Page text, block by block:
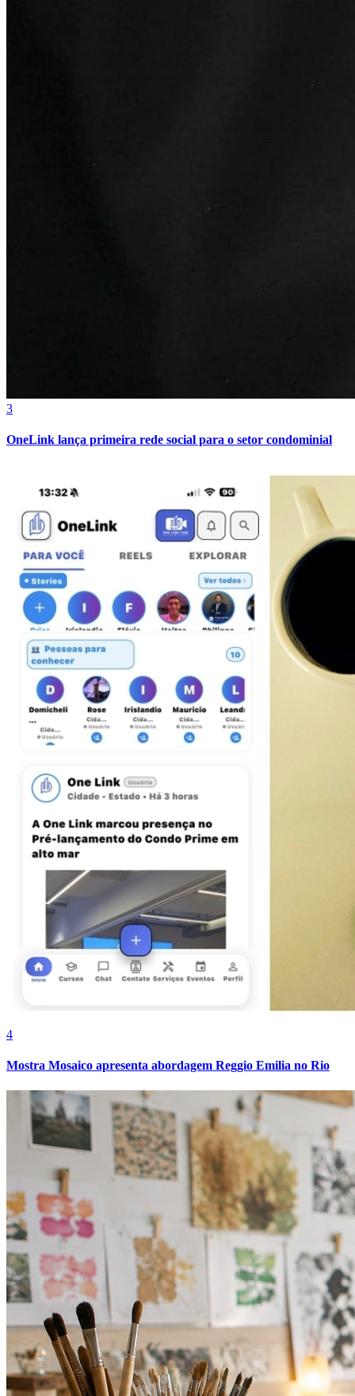
Bragantino
3
OneLink lança primeira rede social para o setor condominial
4
Mostra Mosaico apresenta abordagem Reggio Emilia no Rio